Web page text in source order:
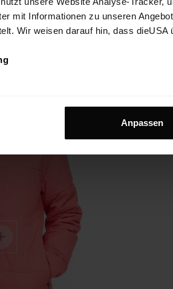
mit Informationen zu unseren
Wir weisen darauf hin, dass
Anpassen